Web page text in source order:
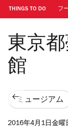
THINGS TO DO フ
東京
館
ミュージアム
2016年4月1日金曜